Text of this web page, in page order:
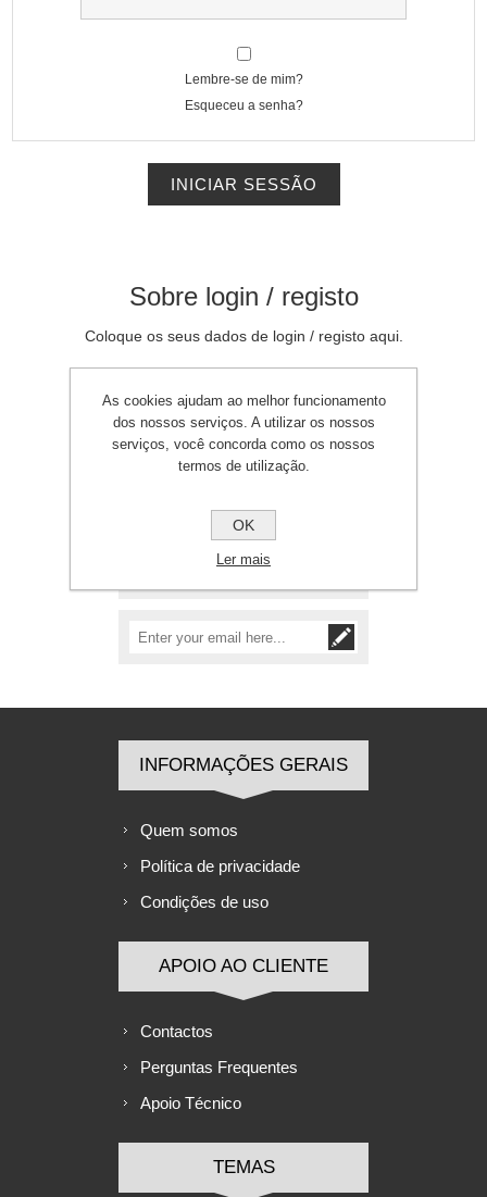
Lembre-se de mim?
Esqueceu a senha?
Sobre login / registo
Coloque os seus dados de login / registo aqui.
+351 212 149 696
(custo de chamada
para rede fixa
INFORMAÇÕES GERAIS
Quem somos
Política de privacidade
Condições de uso
APOIO AO CLIENTE
Contactos
Perguntas Frequentes
Apoio Técnico
TEMAS
As cookies ajudam ao melhor funcionamento
dos nossos serviços. A utilizar os nossos
serviços, você concorda como os nossos
termos de utilização.
OK
Ler mais